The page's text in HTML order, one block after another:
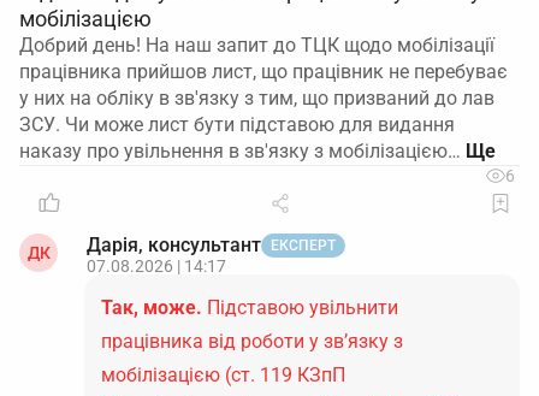
Алгоритм дій
Для «свого» ТЦК:
Підготуйте запит‑лист з посиланням нап. 34
дату/спосіб звіряння.
Після отримання дати – у призначений день
(роздруківками) ВОД.
Для «чужого» ТЦК:
мобілізацією
Добрий день! На наш запит до ТЦК щодо мобілізації
працівника прийшов лист, що працівник не перебуває
у них на обліку в зв'язку з тим, що призваний до лав
ЗСУ. Чи може лист бути підставою для видання
наказу про увільнення в зв'язку з мобілізацією…
6
ДК Дарія, консультант ЕКСПЕРТ
07.08.2026 | 14:17
Так, може. Підставою увільнити
працівника від роботи у зв’язку з
мобілізацією (ст. 119 КЗпП